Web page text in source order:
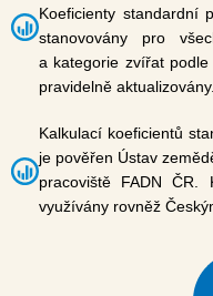
Koeficienty standardní
stanovovány pro
a kategorie zvířat
pravidelně aktualizovány.
Kalkulací koeficientů
je pověřen Ústav
pracoviště FADN ČR.
využívány rovněž